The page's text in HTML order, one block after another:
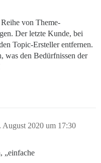
von Theme-
Der letzte Kunde, bei
Topic-Ersteller entfernen.
was den Bedürfnissen der
August 2020 um 17:30
„einfache